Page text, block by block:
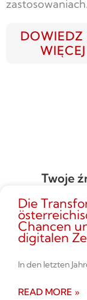
zastosowaniach.
DOWIEDZ
WIĘCEJ
Twoje
Die
Chancen
digitalen
In den letzten
READ MORE »